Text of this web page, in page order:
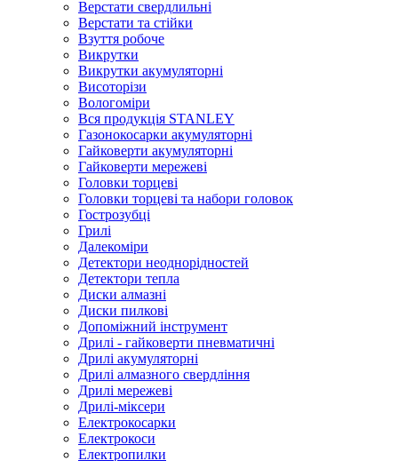
Верстати свердлильні
Верстати та стійки
Взуття робоче
Викрутки
Викрутки акумуляторні
Висоторізи
Вологоміри
Вся продукція STANLEY
Газонокосарки акумуляторні
Гайковерти акумуляторні
Гайковерти мережеві
Головки торцеві
Головки торцеві та набори головок
Гострозубці
Грилі
Далекоміри
Детектори неоднорідностей
Детектори тепла
Диски алмазні
Диски пилкові
Допоміжний інструмент
Дрилі - гайковерти пневматичні
Дрилі акумуляторні
Дрилі алмазного свердління
Дрилі мережеві
Дрилі-міксери
Електрокосарки
Електрокоси
Електропилки